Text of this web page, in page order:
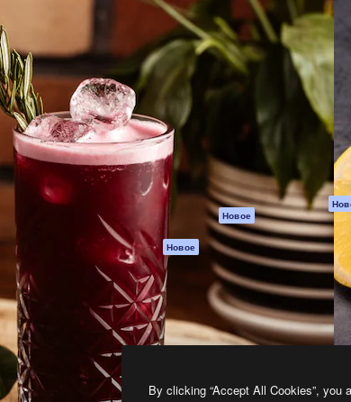
для создания
1 миллиона
и студий.
ИИ-помощник
Генератор
изображений ИИ
Генератор видео
ИИ
Генератор голоса
на основе ИИ
Стоковый контент
MCP для
Claude/ChatGPT
Новое
Агенты Новое
API
Мобильное
приложение
Все инструменты
Magnific
Academy
Документация
Пакету ИИ
Служба
поддержки
Условия и
Политика
Оригиналы
Политика
cookie
Центр доверия
Партнеры
Предприятие
By clicking “Accept All Cookies”,